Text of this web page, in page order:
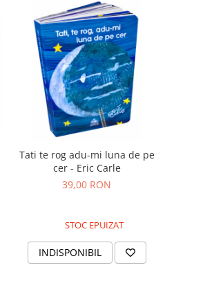
Tati te rog adu-mi luna de pe
cer - Eric Carle
39,00 RON
STOC EPUIZAT
INDISPONIBIL